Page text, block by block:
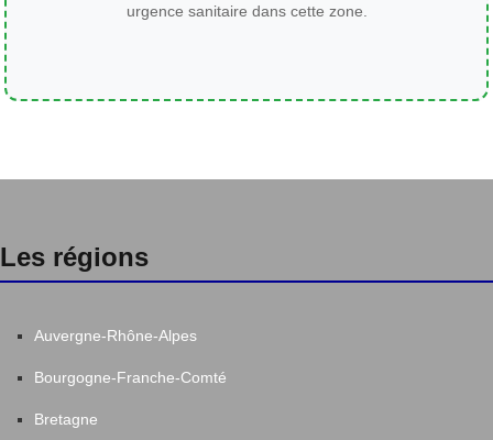
urgence sanitaire dans cette zone.
Les régions
Auvergne-Rhône-Alpes
Bourgogne-Franche-Comté
Bretagne